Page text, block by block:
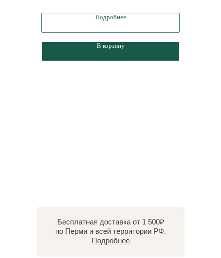
Подробнее
В корзину
Бесплатная доставка от 1 500₽
по Перми и всей территории РФ.
Подробнее